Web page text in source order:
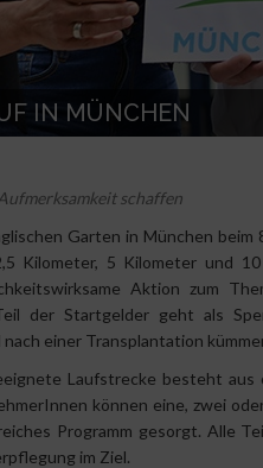
IN MÜNCHEN
schaffen
Garten in München
Kilometer, 5 Kilometer und
Aktion zum
der Startgelder geht als
einer Transplantation
Laufstrecke besteht aus
können eine, zwei
Programm gesorgt. Alle
im Ziel.